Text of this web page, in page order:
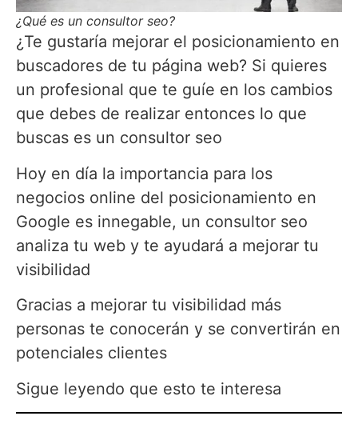
¿Qué es un consultor seo?
¿Te gustaría mejorar el posicionamiento en
buscadores de tu página web? Si quieres
un profesional que te guíe en los cambios
que debes de realizar entonces lo que
buscas es un consultor seo
Hoy en día la importancia para los
negocios online del posicionamiento en
Google es innegable, un consultor seo
analiza tu web y te ayudará a mejorar tu
visibilidad
Gracias a mejorar tu visibilidad más
personas te conocerán y se convertirán en
potenciales clientes
Sigue leyendo que esto te interesa